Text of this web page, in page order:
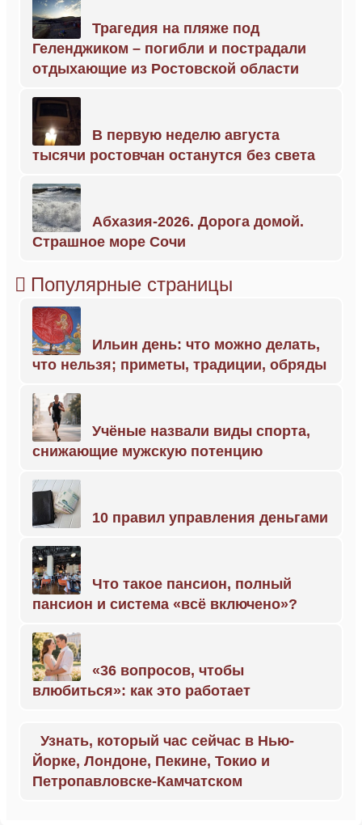
Трагедия на пляже под
Геленджиком – погибли и пострадали
отдыхающие из Ростовской области
В первую неделю августа
тысячи ростовчан останутся без света
Абхазия-2026. Дорога домой.
Страшное море Сочи
Популярные страницы
Ильин день: что можно делать,
что нельзя; приметы, традиции, обряды
Учёные назвали виды спорта,
снижающие мужскую потенцию
10 правил управления деньгами
Что такое пансион, полный
пансион и система «всё включено»?
«36 вопросов, чтобы
влюбиться»: как это работает
Узнать, который час сейчас в Нью-
Йорке, Лондоне, Пекине, Токио и
Петропавловске-Камчатском